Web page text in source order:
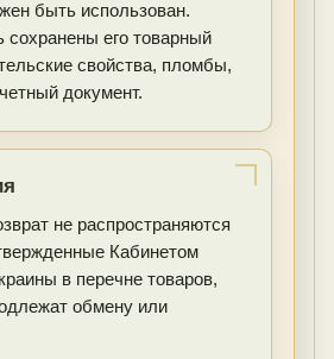
быть использован.
его товарный
свойства, пломбы,
документ.
не распространяются
Кабинетом
в перечне товаров,
обмену или